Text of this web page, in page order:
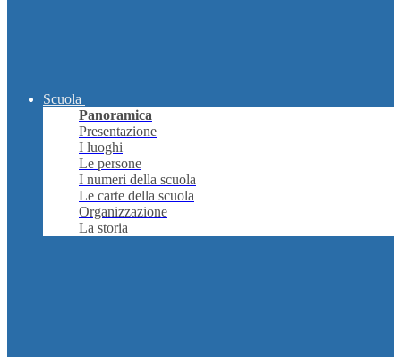
Scuola
Panoramica
Presentazione
I luoghi
Le persone
I numeri della scuola
Le carte della scuola
Organizzazione
La storia